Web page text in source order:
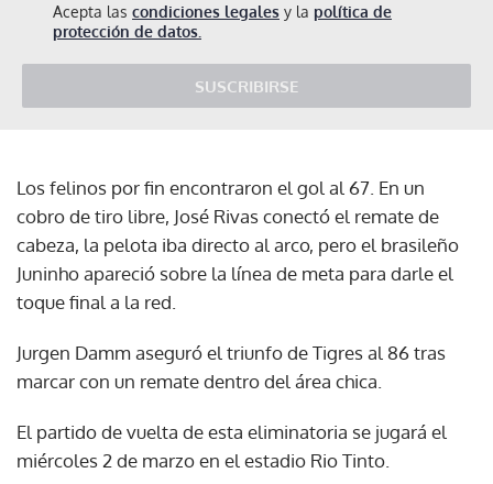
Acepta las condiciones legales y la política de
protección de datos.
SUSCRIBIRSE
Los felinos por fin encontraron el gol al 67. En un
cobro de tiro libre, José Rivas conectó el remate de
cabeza, la pelota iba directo al arco, pero el brasileño
Juninho apareció sobre la línea de meta para darle el
toque final a la red.
Jurgen Damm aseguró el triunfo de Tigres al 86 tras
marcar con un remate dentro del área chica.
El partido de vuelta de esta eliminatoria se jugará el
miércoles 2 de marzo en el estadio Rio Tinto.